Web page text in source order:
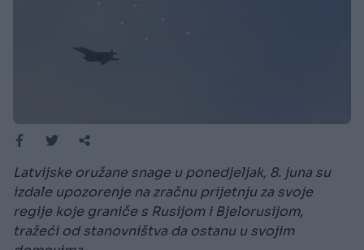
Latvijske oružane snage u ponedjeljak, 8. juna su
izdale upozorenje na zračnu prijetnju za svoje
regije koje graniče s Rusijom i Bjelorusijom,
tražeći od stanovništva da ostanu u svojim